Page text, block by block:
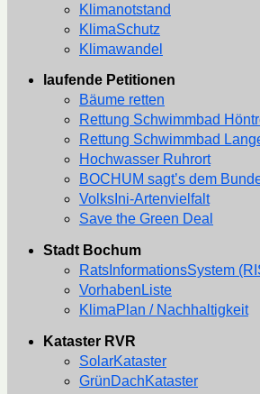
Klimanotstand
KlimaSchutz
Klimawandel
laufende Petitionen
Bäume retten
Rettung Schwimmbad
Rettung Schwimmbad
Hochwasser Ruhrort
BOCHUM sagt’s dem
VolksIni-Artenvielfalt
Save the Green Deal
Stadt Bochum
RatsInformationsSystem
VorhabenListe
KlimaPlan / Nachhaltigkeit
Kataster RVR
SolarKataster
GrünDachKataster